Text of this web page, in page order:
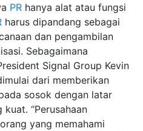
PR hanya alat atau fungsi
harus dipandang sebagai
dan pengambilan
Sebagaimana
Signal Group Kevin
dari memberikan
sosok dengan latar
“Perusahaan
yang memahami